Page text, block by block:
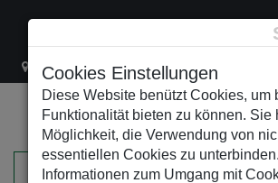
Cookies Einstellungen
Diese Website benützt Cookies, um
Funktionalität bieten zu können. Sie
Möglichkeit, die Verwendung von
essentiellen Cookies zu
Informationen zum Umgang mit
Lacknergasse 78 +43/1/470 37 00